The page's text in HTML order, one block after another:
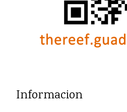
Informacion